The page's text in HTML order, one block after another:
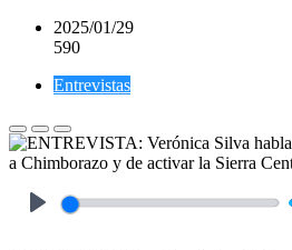
2025/01/29
590
Entrevistas